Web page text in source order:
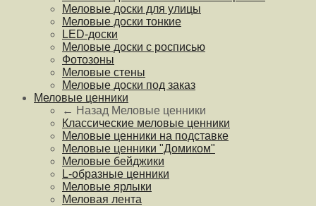
Меловые доски для улицы
Меловые доски тонкие
LED-доски
Меловые доски с росписью
Фотозоны
Меловые стены
Меловые доски под заказ
Меловые ценники
← Назад Меловые ценники
Классические меловые ценники
Меловые ценники на подставке
Меловые ценники "Домиком"
Меловые бейджики
L-образные ценники
Меловые ярлыки
Меловая лента